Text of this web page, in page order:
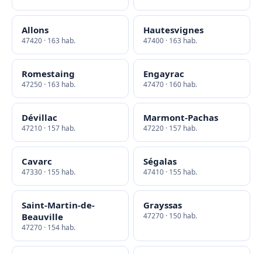
Allons
47420 · 163 hab.
Hautesvignes
47400 · 163 hab.
Romestaing
47250 · 163 hab.
Engayrac
47470 · 160 hab.
Dévillac
47210 · 157 hab.
Marmont-Pachas
47220 · 157 hab.
Cavarc
47330 · 155 hab.
Ségalas
47410 · 155 hab.
Saint-Martin-de-
Beauville
47270 · 154 hab.
Grayssas
47270 · 150 hab.